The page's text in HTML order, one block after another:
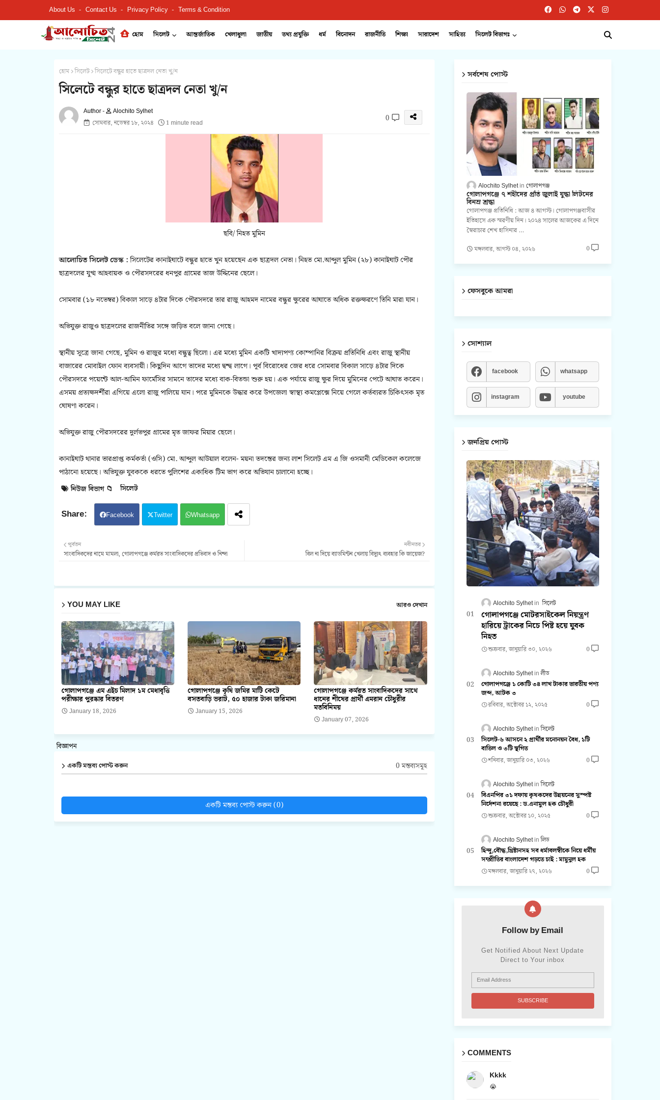
About Us Contact Us Privacy Policy Terms & Condition
হোম সিলেট আন্তর্জাতিক খেলাধুলা জাতীয় তথ্য প্রযুক্তি ধর্ম বিনোদন রাজনীতি শিক্ষা সারাদেশ সাহিত্য সিলেট বিভাগঃ
হোম সিলেট সিলেটে বন্ধুর হাতে ছাত্রদল নেতা খু/ন
সিলেটে বন্ধুর হাতে ছাত্রদল নেতা খু/ন
Alochito Sylhet
সোমবার, নভেম্বর ১৮, ২০২৪
1 minute read 0
ছবি/ নিহত মুমিন
আলোচিত সিলেট ডেস্ক :সিলেটের কানাইঘাটে বন্ধুর হাতে খুন হয়েছেন এক ছাত্রদল নেতা। নিহত মো.আব্দুল মুমিন (২৮) কানাইঘাট পৌর
ছাত্রদলের যুগ্ম আহবায়ক ও পৌরসদরের ধনপুর গ্রামের তাজ উদ্দিনের ছেলে।
সোমবার (১৮ নভেম্বর) বিকাল সাড়ে ৪টার দিকে পৌরসদরে তার রাজু আহমদ নামের বন্ধুর ক্ষুরের আঘাতে অধিক রক্তক্ষরণে তিনি মারা যান।
অভিযুক্ত রাজুও ছাত্রদলের রাজনীতির সঙ্গে জড়িত বলে জানা গেছে।
স্থানীয় সূত্রে জানা গেছে, মুমিন ও রাজুর মধ্যে বন্ধুত্ব ছিলো। এর মধ্যে মুমিন একটি খাদ্যপণ্য কোম্পানির বিক্রয় প্রতিনিধি এবং রাজু স্থানীয়
বাজারের মোবাইল ফোন ব্যবসায়ী। কিছুদিন আগে তাদের মধ্যে দ্বন্দ্ব লাগে। পূর্ব বিরোধের জের ধরে সোমবার বিকাল সাড়ে ৪টার দিকে
পৌরসদরে পয়েন্টে আল-আমিন ফার্মেসির সামনে তাদের মধ্যে বাক-বিতন্ডা শুরু হয়। এক পর্যায়ে রাজু ক্ষুর দিয়ে মুমিনের পেটে আঘাত করেন।
এসময় প্রত্যক্ষদর্শীরা এগিয়ে এলো রাজু পালিয়ে যান। পরে মুমিনকে উদ্ধার করে উপজেলা স্বাস্থ্য কমপ্লেক্সে নিয়ে গেলে কর্তব্যরত চিকিৎসক মৃত
ঘোষণা করেন।
অভিযুক্ত রাজু পৌরসদরের দুর্লভপুর গ্রামের মৃত জাফর মিয়ার ছেলে।
কানাইঘাট থানার ভারপ্রাপ্ত কর্মকর্তা (ওসি) মো. আব্দুল আউয়াল বলেন- ময়না তদন্তের জন্য লাশ সিলেট এম এ জি ওসমানী মেডিকেল কলেজে
পাঠানো হয়েছে। অভিযুক্ত যুবককে ধরতে পুলিশের একাধিক টিম ভাগ করে অভিযান চালানো হচ্ছে।
নিউজ বিভাগ 📁 সিলেট
Facebook Twitter Whatsapp
নবীনতর
বিল না দিয়ে ব্যাডমিন্টন খেলায় বিদ্যুৎ ব্যবহার কি জায়েজ?
পূর্বতন
সাংবাদিকদের নামে মামলা, গোলাপগঞ্জে কর্মরত সাংবাদিকদের প্রতিবাদ ও নিন্দা
YOU MAY LIKE আরও দেখান
গোলাপগঞ্জে এম এইচ মিলাদ ১ম মেধাবৃত্তি
পরীক্ষার পুরষ্কার বিতরণ
January 18, 2026
গোলাপগঞ্জে কৃষি জমির মাটি কেটে
বসতবাড়ি ভরাট, ৫০ হাজার টাকা জরিমানা
January 15, 2026
গোলাপগঞ্জে কর্মরত সাংবাদিকদের সাথে
ধানের শীষের প্রার্থী এমরান চৌধুরীর
মতবিনিময়
January 07, 2026
বিজ্ঞাপন
একটি মন্তব্য পোস্ট করুন 0 মন্তব্যসমূহ
একটি মন্তব্য পোস্ট করুন (0)
সর্বশেষ পোস্ট
Alochito Sylhet গোলাপগঞ্জ
গোলাপগঞ্জে ৭ শহীদের প্রতি জুলাই যুদ্ধা লিটনের
বিনম্র শ্রদ্ধা
গোলাপগঞ্জ প্রতিনিধি : আজ ৪ আগস্ট। গোলাপগঞ্জবাসীর
ইতিহাসে এক স্মরণীয় দিন। ২০২৪ সালের আজকের এ দিনে
স্বৈরাচার শেখ হাসিনার …
মঙ্গলবার, আগস্ট ০৪, ২০২৬ 0
ফেসবুকে আমরা
সোশ্যাল
facebook whatsapp
instagram youtube
জনপ্রিয় পোস্ট
Alochito Sylhet সিলেট
গোলাপগঞ্জে মোটরসাইকেল নিয়ন্ত্রণ
হারিয়ে ট্রাকের নিচে পিষ্ট হয়ে যুবক
নিহত
শুক্রবার, জানুয়ারি ৩০, ২০২৬ 0
Alochito Sylhet লীড
গোলাপগঞ্জে ১ কোটি ৩৪ লাখ টাকার ভারতীয় পণ্য
জব্দ, আটক ৩
রবিবার, অক্টোবর ১২, ২০২৫ 0
Alochito Sylhet সিলেট
সিলেট-৬ আসনে ২ প্রার্থীর মনোনয়ন বৈধ, ১টি
বাতিল ও ৩টি স্থগিত
শনিবার, জানুয়ারি ০৩, ২০২৬ 0
Alochito Sylhet সিলেট
বিএনপির ৩১ দফায় কৃষকদের উন্নয়নের সুস্পষ্ট
নির্দেশনা রয়েছে : ড.এনামুল হক চৌধুরী
শুক্রবার, অক্টোবর ১০, ২০২৫ 0
Alochito Sylhet লিড
হিন্দু,বৌদ্ধ,খ্রিষ্টানসহ সব ধর্মাবলম্বীকে নিয়ে ধর্মীয়
সম্প্রীতির বাংলাদেশ গড়তে চাই : মামুনুল হক
মঙ্গলবার, জানুয়ারি ২৭, ২০২৬ 0
Follow by Email
Get Notified About Next Update
Direct to Your inbox
COMMENTS
Kkkk
😭